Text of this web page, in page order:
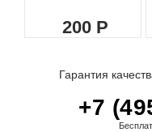
200
Гарантия
+7